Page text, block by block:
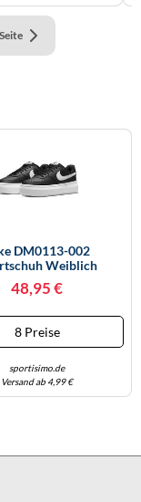
DM0113-002
Weiblich
48,95 €
8 Preise
sportisimo.de
Versand ab 4,99 €